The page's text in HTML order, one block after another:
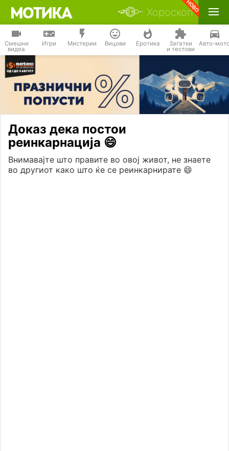
Хороскоп
Смешни
видеа
Игри Мистерии Вицови Еротика Загатки
и тестови
Авто-
Доказ дека постои
реинкарнација 😄
Внимавајте што правите во овој живот, не знаете
во другиот како што ќе се реинкарнирате 😄